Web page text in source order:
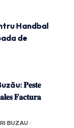
Handbal
de
𝐏𝐞𝐬𝐭𝐞
𝐅𝐚𝐜𝐭𝐮𝐫𝐚
BUZAU